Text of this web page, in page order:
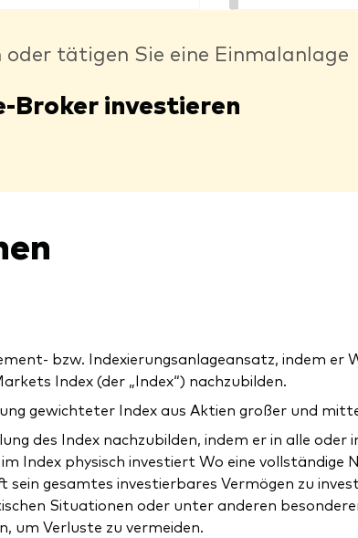
oder tätigen Sie eine Einmalanlage
Broker investieren
bzw. Indexierungsanlageansatz, indem
Index (der „Index“) nachzubilden.
gewichteter Index aus Aktien großer und
des Index nachzubilden, indem er in alle
Index physisch investiert Wo eine
gesamtes investierbares Vermögen zu
Situationen oder unter anderen
um Verluste zu vermeiden.